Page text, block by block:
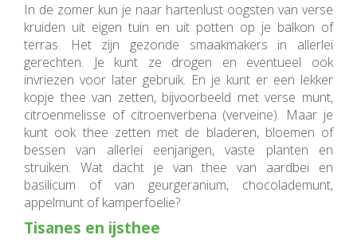
In de zomer kun je naar hartenlust oogsten van verse
kruiden uit eigen tuin en uit potten op je balkon of
terras. Het zijn gezonde smaakmakers in allerlei
gerechten. Je kunt ze drogen en eventueel ook
invriezen voor later gebruik. En je kunt er een lekker
kopje thee van zetten, bijvoorbeeld met verse munt,
citroenmelisse of citroenverbena (verveine). Maar je
kunt ook thee zetten met de bladeren, bloemen of
bessen van allerlei eenjarigen, vaste planten en
struiken. Wat dacht je van thee van aardbei en
basilicum of van geurgeranium, chocolademunt,
appelmunt of kamperfoelie?
Tisanes en ijsthee